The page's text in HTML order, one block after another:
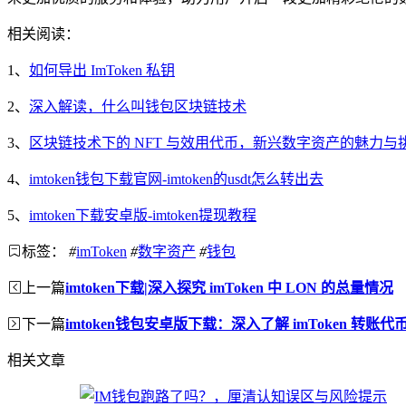
相关阅读：
1、 如何导出 ImToken 私钥
2、 深入解读，什么叫钱包区块链技术
3、 区块链技术下的 NFT 与效用代币，新兴数字资产的魅力与
4、 imtoken钱包下载官网-imtoken的usdt怎么转出去
5、 imtoken下载安卓版-imtoken提现教程
标签： #imToken #数字资产 #钱包
上一篇imtoken下载|深入探究 imToken 中 LON 的总量情况
下一篇imtoken钱包安卓版下载：深入了解 imToken 转账代
相关文章